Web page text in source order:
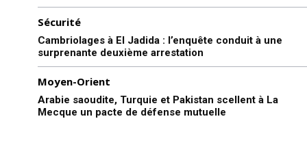
Sécurité
Cambriolages à El Jadida : l’enquête conduit à une
surprenante deuxième arrestation
Moyen-Orient
Arabie saoudite, Turquie et Pakistan scellent à La
Mecque un pacte de défense mutuelle